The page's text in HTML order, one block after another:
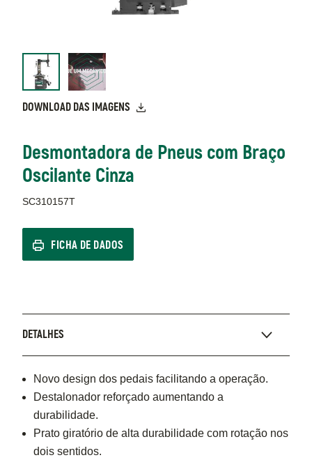
DOWNLOAD DAS IMAGENS
Desmontadora de Pneus com Braço
Oscilante Cinza
SC310157T
FICHA DE DADOS
DETALHES
Novo design dos pedais facilitando a operação.
Destalonador reforçado aumentando a
durabilidade.
Prato giratório de alta durabilidade com rotação nos
dois sentidos.